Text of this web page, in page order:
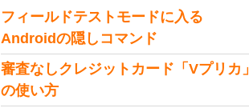
フィールドテストモードに入る
Androidの隠しコマンド
審査なしクレジットカード「Vプリカ」
の使い方